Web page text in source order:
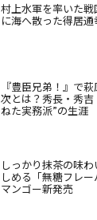
村上水軍を率いた
に海へ散った得居
『豊臣兄弟！』で
次とは？秀長・秀
ねた実務派”の生涯
しっかり抹茶の味
しめる「無糖フレー
マンゴー新発売